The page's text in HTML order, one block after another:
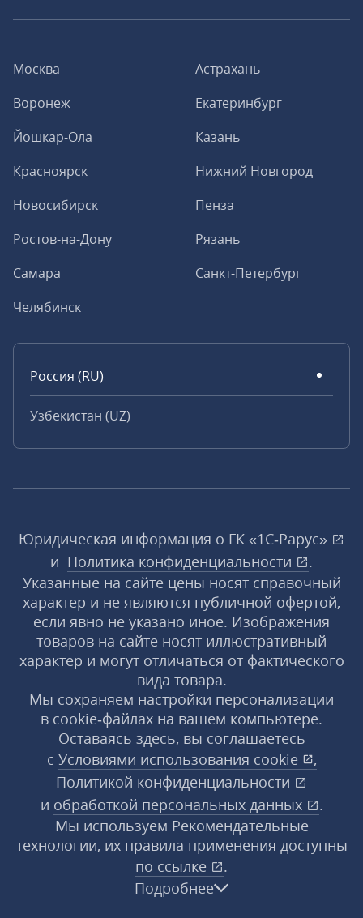
Москва
Астрахань
Воронеж
Екатеринбург
Йошкар-Ола
Казань
Красноярск
Нижний Новгород
Новосибирск
Пенза
Ростов-на-Дону
Рязань
Самара
Санкт-Петербург
Челябинск
Россия (RU)
Узбекистан (UZ)
Юридическая информация о ГК «1С‑Рарус»
и Политика конфиденциальности
.
Указанные на сайте цены носят справочный
характер и не являются публичной офертой,
если явно не указано иное. Изображения
товаров на сайте носят иллюстративный
характер и могут отличаться от фактического
вида товара.
Мы сохраняем настройки персонализации
в cookie‑файлах на вашем компьютере.
Оставаясь здесь, вы соглашаетесь
с Условиями использования cookie
,
Политикой конфиденциальности
и обработкой персональных данных
.
Мы используем Рекомендательные
технологии, их правила применения доступны
по ссылке
.
Подробнее